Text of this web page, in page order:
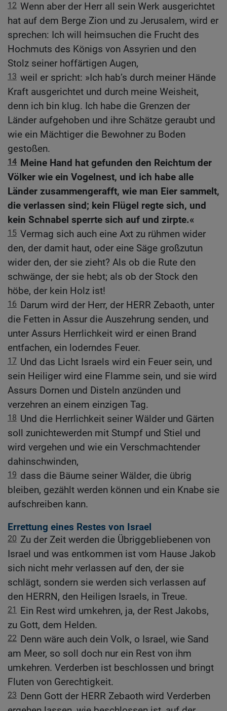
12 Wenn aber der Herr all sein Werk ausgerichtet
hat auf dem Berge Zion und zu Jerusalem, wird er
sprechen: Ich will heimsuchen die Frucht des
Hochmuts des Königs von Assyrien und den
Stolz seiner hoffärtigen Augen,
13 weil er spricht: »Ich hab’s durch meiner Hände
Kraft ausgerichtet und durch meine Weisheit,
denn ich bin klug. Ich habe die Grenzen der
Länder aufgehoben und ihre Schätze geraubt und
wie ein Mächtiger die Bewohner zu Boden
gestoßen.
14 Meine Hand hat gefunden den Reichtum der
Völker wie ein Vogelnest, und ich habe alle
Länder zusammengerafft, wie man Eier sammelt,
die verlassen sind; kein Flügel regte sich, und
kein Schnabel sperrte sich auf und zirpte.«
15 Vermag sich auch eine Axt zu rühmen wider
den, der damit haut, oder eine Säge großzutun
wider den, der sie zieht? Als ob die Rute den
schwänge, der sie hebt; als ob der Stock den
höbe, der kein Holz ist!
16 Darum wird der Herr, der HERR Zebaoth, unter
die Fetten in Assur die Auszehrung senden, und
unter Assurs Herrlichkeit wird er einen Brand
entfachen, ein loderndes Feuer.
17 Und das Licht Israels wird ein Feuer sein, und
sein Heiliger wird eine Flamme sein, und sie wird
Assurs Dornen und Disteln anzünden und
verzehren an einem einzigen Tag.
18 Und die Herrlichkeit seiner Wälder und Gärten
soll zunichtewerden mit Stumpf und Stiel und
wird vergehen und wie ein Verschmachtender
dahinschwinden,
19 dass die Bäume seiner Wälder, die übrig
bleiben, gezählt werden können und ein Knabe sie
aufschreiben kann.
Errettung eines Restes von Israel
20 Zu der Zeit werden die Übriggebliebenen von
Israel und was entkommen ist vom Hause Jakob
sich nicht mehr verlassen auf den, der sie
schlägt, sondern sie werden sich verlassen auf
den HERRN, den Heiligen Israels, in Treue.
21
Ein Rest wird umkehren, ja, der Rest Jakobs,
zu Gott, dem Helden.
22 Denn wäre auch dein Volk, o Israel, wie Sand
am Meer, so soll doch nur ein Rest von ihm
umkehren. Verderben ist beschlossen und bringt
Fluten von Gerechtigkeit.
23 Denn Gott der HERR Zebaoth wird Verderben